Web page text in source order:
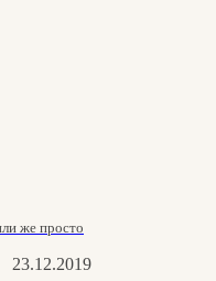
же просто
23.12.2019